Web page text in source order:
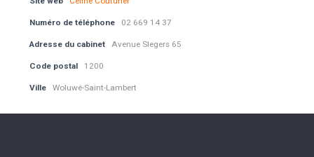
Numéro de téléphone 02 669 14 37
Adresse du cabinet Avenue Slegers 65
Code postal 1200
Ville Woluwé-Saint-Lambert